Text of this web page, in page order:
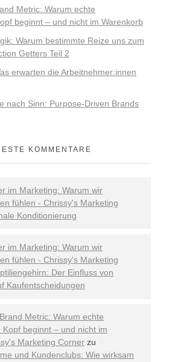
Metric: Warum echte
beginnt – und nicht im Warenkorb
Warum bestimmte Reize uns zum
Getters Teil 2
erwarten die Arbeitnehmer:innen
nach Sinn: Purpose-Driven Brands
KOMMENTARE
im Marketing: Warum wir
fühlen - Chrissy's Marketing
Konditionierung
im Marketing: Warum wir
fühlen - Chrissy's Marketing
Der Einfluss von
Kaufentscheidungen
Metric: Warum echte
Kopf beginnt – und nicht im
Marketing Corner zu
und Kundenclubs: Wie wirksam